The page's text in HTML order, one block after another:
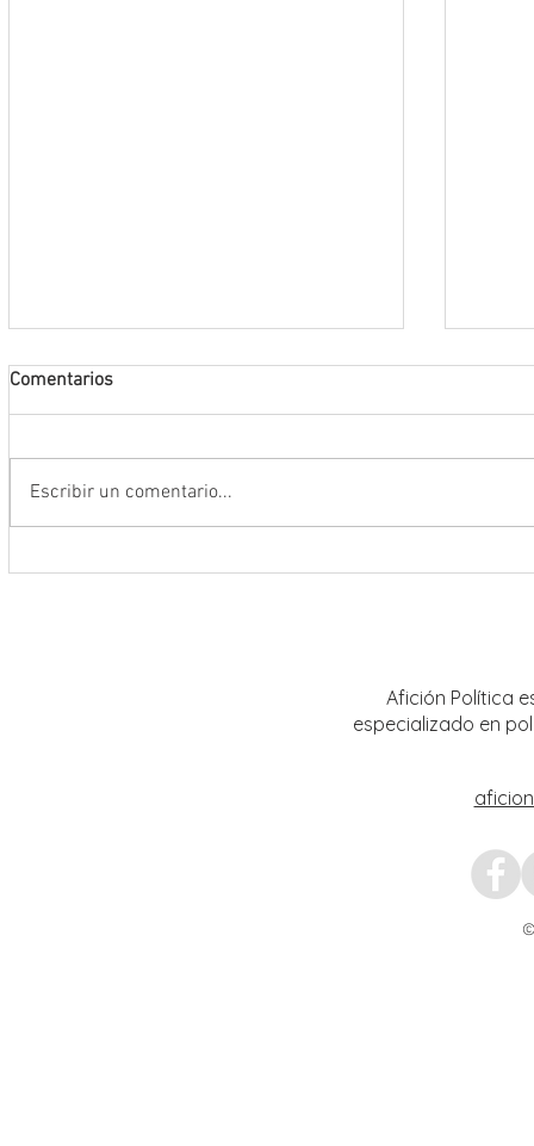
Comentarios
Escribir un comentario...
Afición Política
especializado en